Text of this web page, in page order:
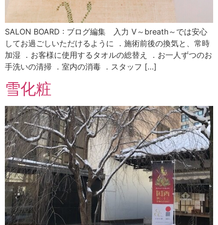
SALON BOARD : ブログ編集 入力 V～breath～では安心
してお過ごしいただけるように ．施術前後の換気と、常時
加湿 ．お客様に使用するタオルの総替え ．お一人ずつのお
手洗いの清掃 ．室内の消毒 ．スタッフ […]
雪化粧